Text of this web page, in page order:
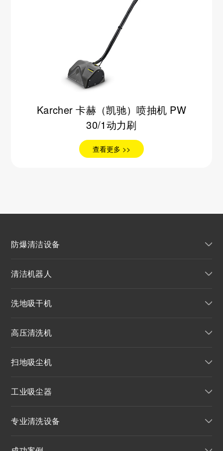
Karcher 卡赫（凯驰）喷抽机 PW
30/1动力刷
查看更多 >>
防爆清洁设备
清洁机器人
洗地吸干机
高压清洗机
扫地吸尘机
工业吸尘器
专业清洗设备